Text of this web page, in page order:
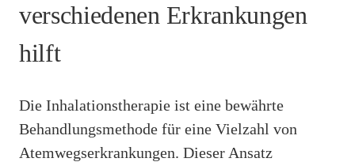
verschiedenen Erkrankungen
hilft
Die Inhalationstherapie ist eine bewährte
Behandlungsmethode für eine Vielzahl von
Atemwegserkrankungen. Dieser Ansatz